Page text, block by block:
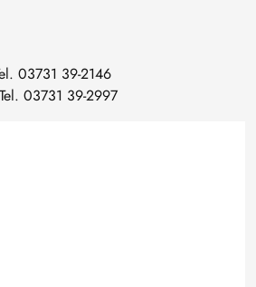
03731 39-2146
03731 39-2997